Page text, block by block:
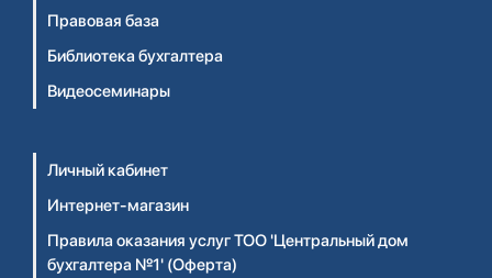
Правовая база
Библиотека бухгалтера
Видеосеминары
Личный кабинет
Интернет-магазин
Правила оказания услуг ТОО 'Центральный дом
бухгалтера №1' (Оферта)